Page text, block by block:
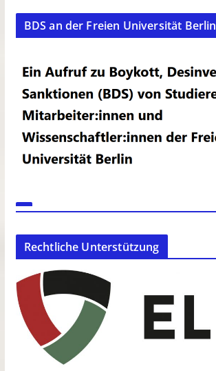
BDS an der Freien Universität Berlin
Rechtliche Unterstützung